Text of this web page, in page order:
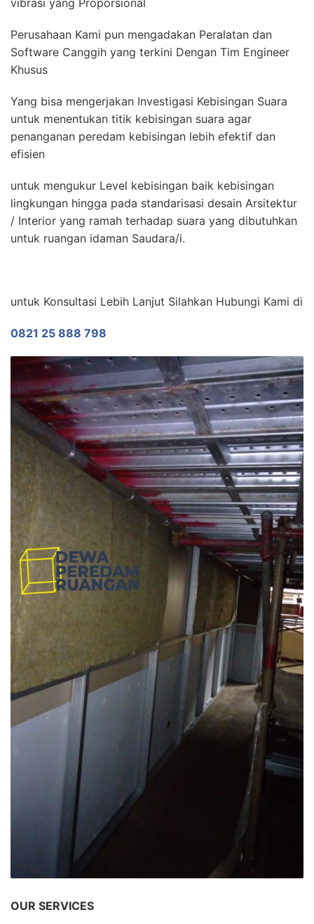
vibrasi yang Proporsional
Perusahaan Kami pun mengadakan Peralatan dan
Software Canggih yang terkini Dengan Tim Engineer
Khusus
Yang bisa mengerjakan Investigasi Kebisingan Suara
untuk menentukan titik kebisingan suara agar
penanganan peredam kebisingan lebih efektif dan
efisien
untuk mengukur Level kebisingan baik kebisingan
lingkungan hingga pada standarisasi desain Arsitektur
/ Interior yang ramah terhadap suara yang dibutuhkan
untuk ruangan idaman Saudara/i.
untuk Konsultasi Lebih Lanjut Silahkan Hubungi Kami di
0821 25 888 798
OUR SERVICES